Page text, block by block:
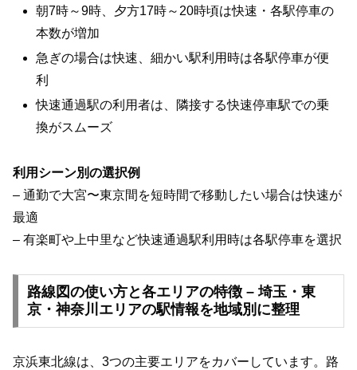
朝7時～9時、夕方17時～20時頃は快速・各駅停車の
本数が増加
急ぎの場合は快速、細かい駅利用時は各駅停車が便
利
快速通過駅の利用者は、隣接する快速停車駅での乗
換がスムーズ
利用シーン別の選択例
– 通勤で大宮〜東京間を短時間で移動したい場合は快速が
最適
– 有楽町や上中里など快速通過駅利用時は各駅停車を選択
路線図の使い方と各エリアの特徴 – 埼玉・東
京・神奈川エリアの駅情報を地域別に整理
京浜東北線は、3つの主要エリアをカバーしています。路